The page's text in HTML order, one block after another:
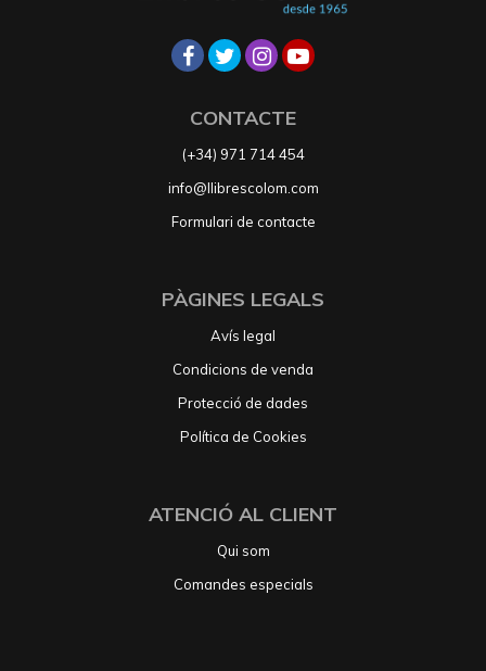
CONTACTE
(+34) 971 714 454
info@llibrescolom.com
Formulari de contacte
PÀGINES LEGALS
Avís legal
Condicions de venda
Protecció de dades
Política de Cookies
ATENCIÓ AL CLIENT
Qui som
Comandes especials